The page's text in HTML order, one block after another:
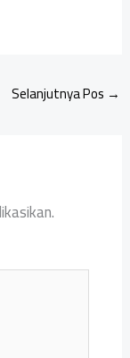
Selanjutnya Pos →